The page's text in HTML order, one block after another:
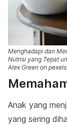
Menghadapi dan
Nutrisi yang Tepat
Alex Green on
Anak yang
yang sering